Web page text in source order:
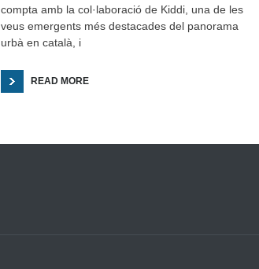
compta amb la col·laboració de Kiddi, una de les
veus emergents més destacades del panorama
urbà en català, i
READ MORE